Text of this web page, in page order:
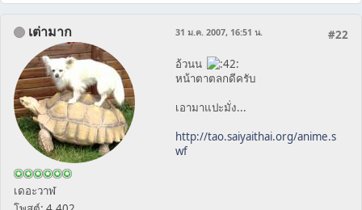
เต่ามาก
เดอะวาฬ
#22
31 ม.ค. 2007, 16:51 น.
อ้วนน
หน้าตาตลกดีครับ
เอามาแปะมั่ง...
http://tao.saiyaithai.org/anime.s
wf